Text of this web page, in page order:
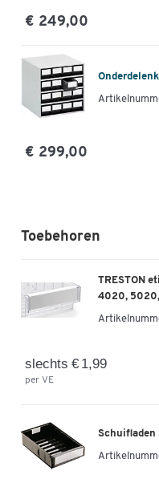
€ 249,00
€ 299,00
Toebehoren
TRESTON
4020,
slechts € 1,99
per VE
Schuifladen